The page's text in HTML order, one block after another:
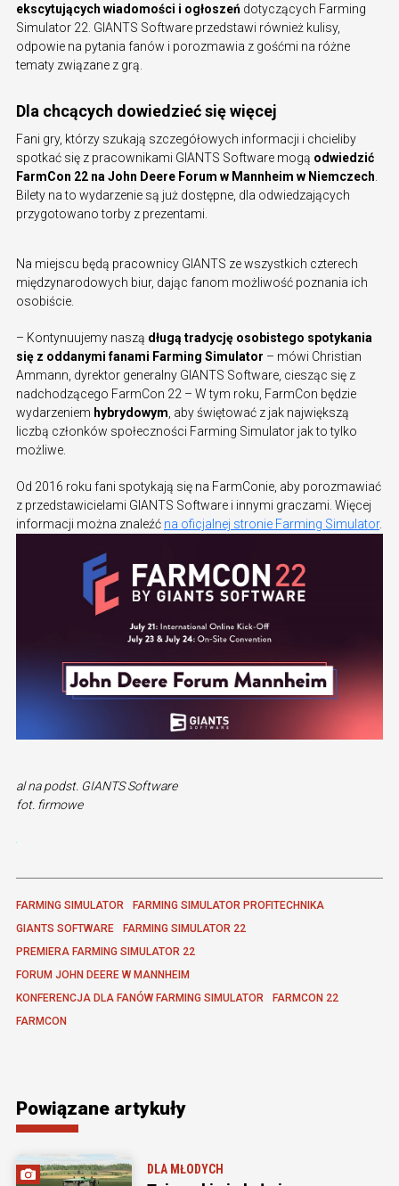
ekscytujących wiadomości i ogłoszeń dotyczących Farming
Simulator 22. GIANTS Software przedstawi również kulisy,
odpowie na pytania fanów i porozmawia z gośćmi na różne
tematy związane z grą.
Dla chcących dowiedzieć się więcej
Fani gry, którzy szukają szczegółowych informacji i chcieliby
spotkać się z pracownikami GIANTS Software mogą odwiedzić
FarmCon 22 na John Deere Forum w Mannheim w Niemczech
Bilety na to wydarzenie są już dostępne, dla odwiedzających
przygotowano torby z prezentami.
Na miejscu będą pracownicy GIANTS ze wszystkich czterech
międzynarodowych biur, dając fanom możliwość poznania ich
osobiście.
– Kontynuujemy naszą długą tradycję osobistego spotykania
się z oddanymi fanami Farming Simulator – mówi Christian
Ammann, dyrektor generalny GIANTS Software, ciesząc się z
nadchodzącego FarmCon 22 – W tym roku, FarmCon będzie
wydarzeniem hybrydowym , aby świętować z jak największą
liczbą członków społeczności Farming Simulator jak to tylko
możliwe.
Od 2016 roku fani spotykają się na FarmConie, aby porozmawiać
z przedstawicielami GIANTS Software i innymi graczami. Więcej
informacji można znaleźć na oficjalnej stronie Farming Simulator.
al na podst. GIANTS Software
fot. firmowe
FARMING SIMULATOR
FARMING SIMULATOR PROFITECHNIKA
GIANTS SOFTWARE
FARMING SIMULATOR 22
PREMIERA FARMING SIMULATOR 22
FORUM JOHN DEERE W MANNHEIM
KONFERENCJA DLA FANÓW FARMING SIMULATOR
FARMCON 22
FARMCON
Powiązane artykuły
DLA MŁODYCH